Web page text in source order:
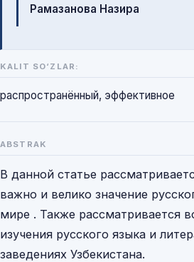
Рамазанова Назира
KALIT SO‘ZLAR:
распространённый, эффективное
ABSTRAK
В данной статье
важно и велико значение
мире . Также рассматривается
изучения русского языка и
заведениях Узбекистана.